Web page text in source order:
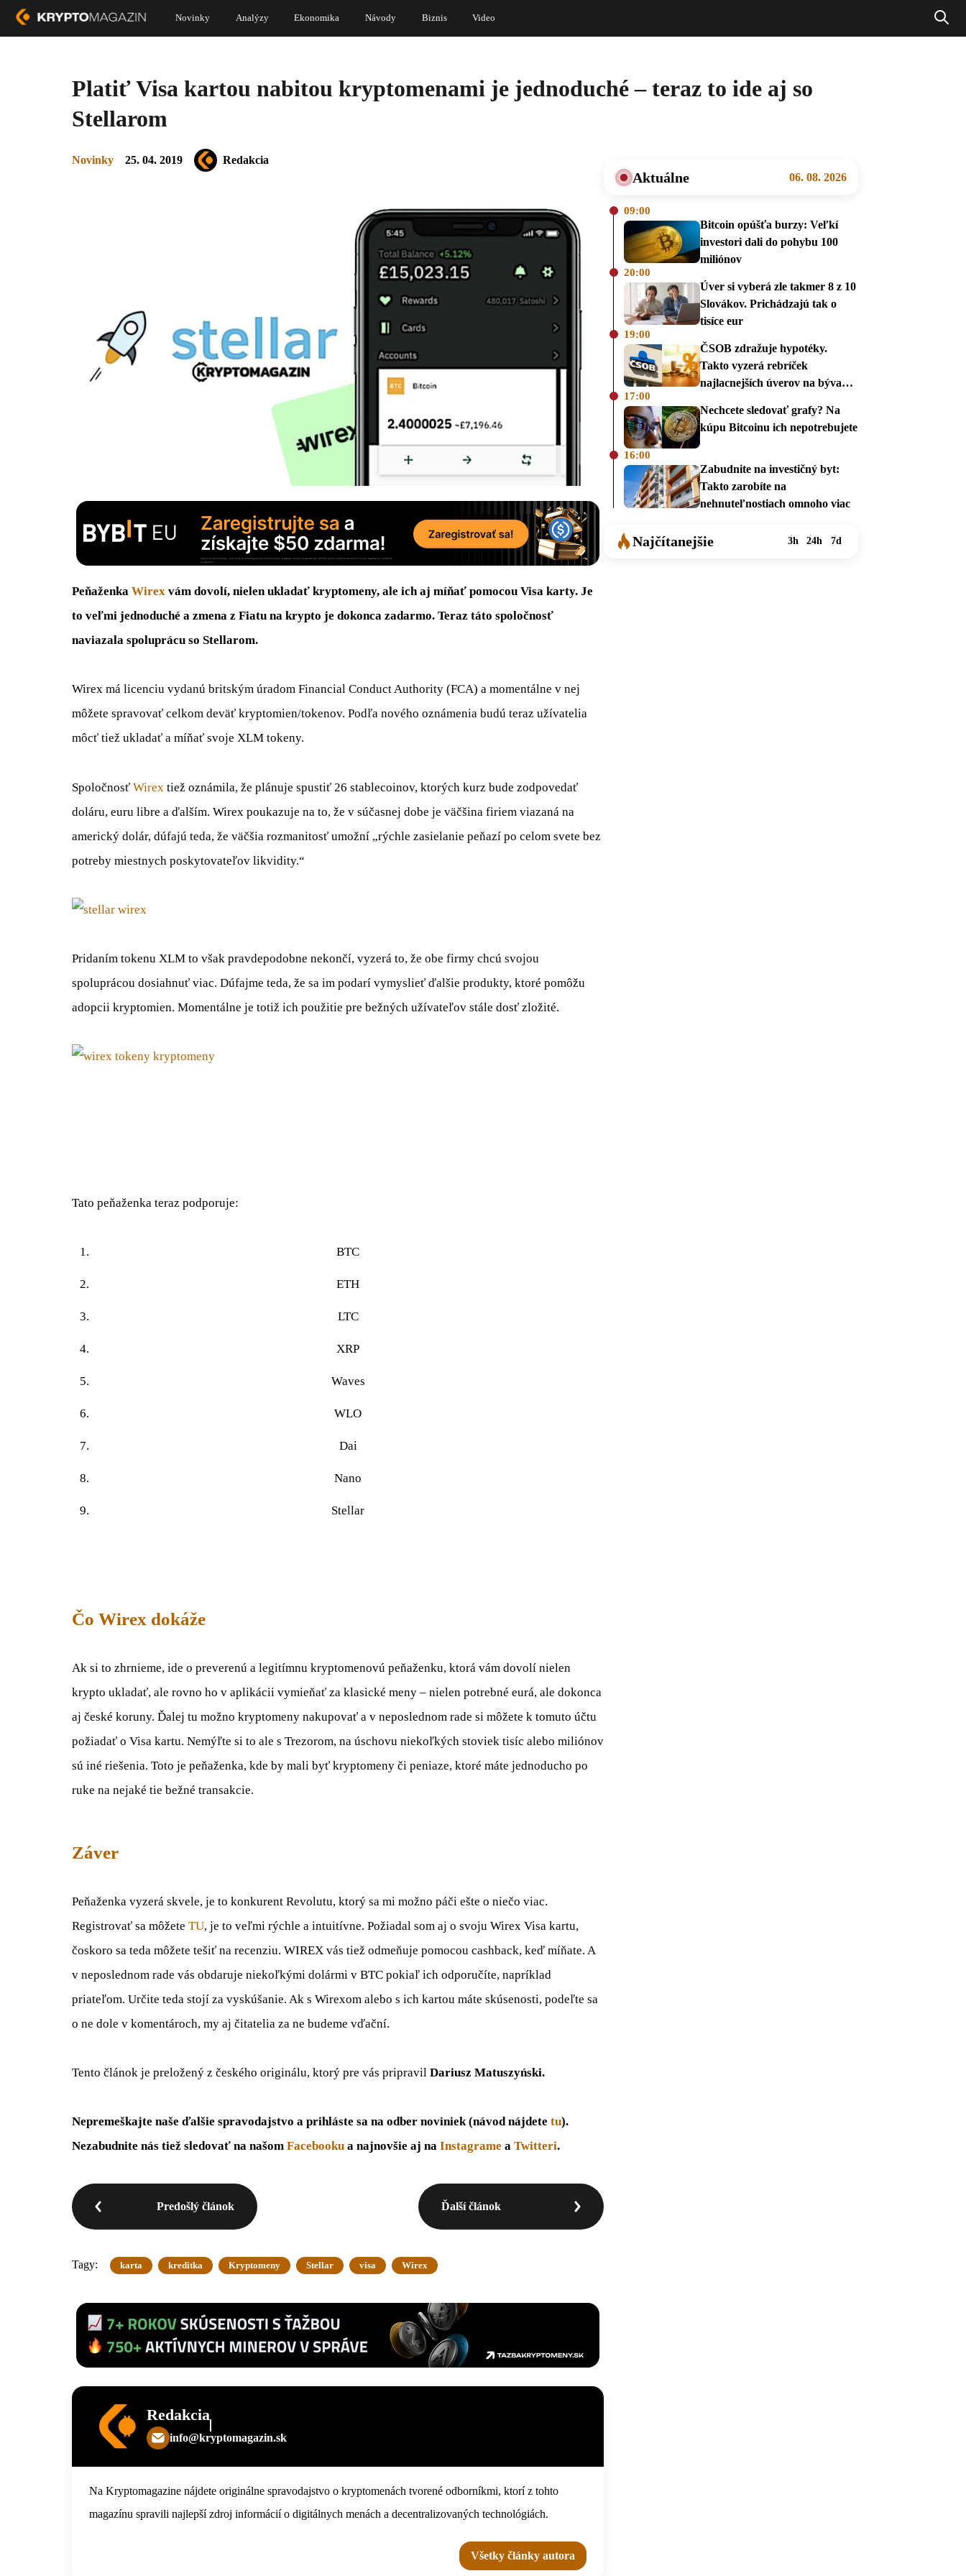
Novinky Analýzy Ekonomika Návody Biznis Video
Platiť Visa kartou nabitou kryptomenami je jednoduché – teraz to ide aj so
Stellarom
Novinky 25. 04. 2019 Redakcia
Peňaženka Wirex vám dovolí, nielen ukladať kryptomeny, ale ich aj míňať pomocou Visa karty. Je
to veľmi jednoduché a zmena z Fiatu na krypto je dokonca zadarmo. Teraz táto spoločnosť
naviazala spoluprácu so Stellarom.
Wirex má licenciu vydanú britským úradom Financial Conduct Authority (FCA) a momentálne v nej
môžete spravovať celkom deväť kryptomien/tokenov. Podľa nového oznámenia budú teraz užívatelia
môcť tiež ukladať a míňať svoje XLM tokeny.
Spoločnosť Wirex tiež oznámila, že plánuje spustiť 26 stablecoinov, ktorých kurz bude zodpovedať
doláru, euru libre a ďalším. Wirex poukazuje na to, že v súčasnej dobe je väčšina firiem viazaná na
americký dolár, dúfajú teda, že väčšia rozmanitosť umožní „rýchle zasielanie peňazí po celom svete bez
potreby miestnych poskytovateľov likvidity.“
Pridaním tokenu XLM to však pravdepodobne nekončí, vyzerá to, že obe firmy chcú svojou
spoluprácou dosiahnuť viac. Dúfajme teda, že sa im podarí vymyslieť ďalšie produkty, ktoré pomôžu
adopcii kryptomien. Momentálne je totiž ich použitie pre bežných užívateľov stále dosť zložité.
Tato peňaženka teraz podporuje:
BTC
ETH
LTC
XRP
Waves
WLO
Dai
Nano
Stellar
Čo Wirex dokáže
Ak si to zhrnieme, ide o preverenú a legitímnu kryptomenovú peňaženku, ktorá vám dovolí nielen
krypto ukladať, ale rovno ho v aplikácii vymieňať za klasické meny – nielen potrebné eurá, ale dokonca
aj české koruny. Ďalej tu možno kryptomeny nakupovať a v neposlednom rade si môžete k tomuto účtu
požiadať o Visa kartu. Nemýľte si to ale s Trezorom, na úschovu niekoľkých stoviek tisíc alebo miliónov
sú iné riešenia. Toto je peňaženka, kde by mali byť kryptomeny či peniaze, ktoré máte jednoducho po
ruke na nejaké tie bežné transakcie.
Záver
Peňaženka vyzerá skvele, je to konkurent Revolutu, ktorý sa mi možno páči ešte o niečo viac.
Registrovať sa môžete TU, je to veľmi rýchle a intuitívne. Požiadal som aj o svoju Wirex Visa kartu,
čoskoro sa teda môžete tešiť na recenziu. WIREX vás tiež odmeňuje pomocou cashback, keď míňate. A
v neposlednom rade vás obdaruje niekoľkými dolármi v BTC pokiaľ ich odporučíte, napríklad
priateľom. Určite teda stojí za vyskúšanie. Ak s Wirexom alebo s ich kartou máte skúsenosti, podeľte sa
o ne dole v komentároch, my aj čitatelia za ne budeme vďační.
Tento článok je preložený z českého originálu, ktorý pre vás pripravil Dariusz Matuszyński.
Nepremeškajte naše ďalšie spravodajstvo a prihláste sa na odber noviniek (návod nájdete tu).
Nezabudnite nás tiež sledovať na našom Facebooku a najnovšie aj na Instagrame a Twitteri.
Predošlý článok Ďalší článok
Tagy: karta kreditka Kryptomeny Stellar visa Wirex
Redakcia
info@kryptomagazin.sk
Na Kryptomagazine nájdete originálne spravodajstvo o kryptomenách tvorené odborníkmi, ktorí z tohto
magazínu spravili najlepší zdroj informácií o digitálnych menách a decentralizovaných technológiách.
Všetky články autora
Aktuálne 06. 08. 2026
09:00
Bitcoin opúšťa burzy: Veľkí
investori dali do pohybu 100
miliónov
20:00
Úver si vyberá zle takmer 8 z 10
Slovákov. Prichádzajú tak o
tisíce eur
19:00
ČSOB zdražuje hypotéky.
Takto vyzerá rebríček
najlacnejších úverov na bývanie
17:00
Nechcete sledovať grafy? Na
kúpu Bitcoinu ich nepotrebujete
16:00
Zabudnite na investičný byt:
Takto zarobíte na
nehnuteľnostiach omnoho viac
Najčítanejšie 3h 24h 7d